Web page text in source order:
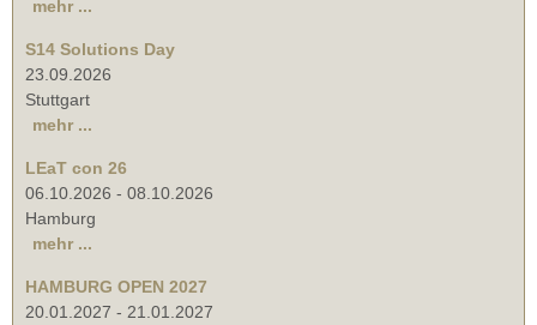
mehr ...
S14 Solutions Day
23.09.2026
Stuttgart
mehr ...
LEaT con 26
06.10.2026 - 08.10.2026
Hamburg
mehr ...
HAMBURG OPEN 2027
20.01.2027 - 21.01.2027